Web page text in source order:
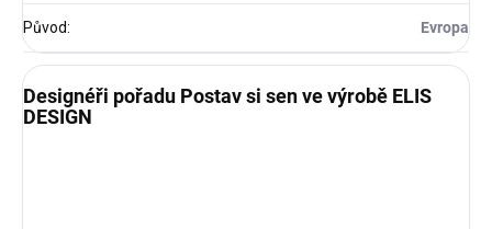
Původ: Evropa
Designéři pořadu Postav si sen ve výrobě ELIS
DESIGN